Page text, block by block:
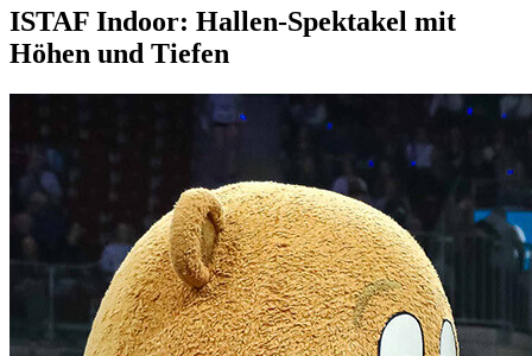
ISTAF Indoor: Hallen-Spektakel mit
Höhen und Tiefen